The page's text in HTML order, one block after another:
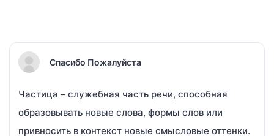
Спасибо Пожалуйста
Частица – служебная часть речи, способная
образовывать новые слова, формы слов или
привносить в контекст новые смысловые оттенки.